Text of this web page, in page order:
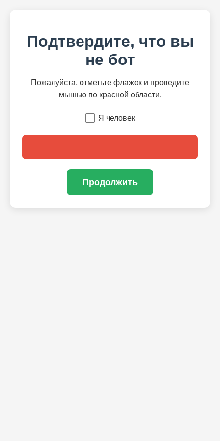
Подтвердите, что вы
не бот
Пожалуйста, отметьте флажок и проведите
мышью по красной области.
Я человек
Продолжить